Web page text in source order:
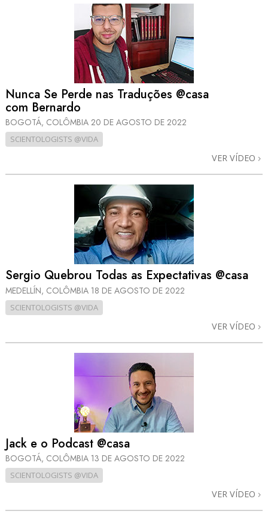
Nunca Se Perde nas Traduções @casa
com Bernardo
BOGOTÁ, COLÔMBIA 20 DE AGOSTO DE 2022
SCIENTOLOGISTS @VIDA
VER VÍDEO
Sergio Quebrou Todas as Expectativas @casa
MEDELLÍN, COLÔMBIA 18 DE AGOSTO DE 2022
SCIENTOLOGISTS @VIDA
VER VÍDEO
Jack e o Podcast @casa
BOGOTÁ, COLÔMBIA 13 DE AGOSTO DE 2022
SCIENTOLOGISTS @VIDA
VER VÍDEO